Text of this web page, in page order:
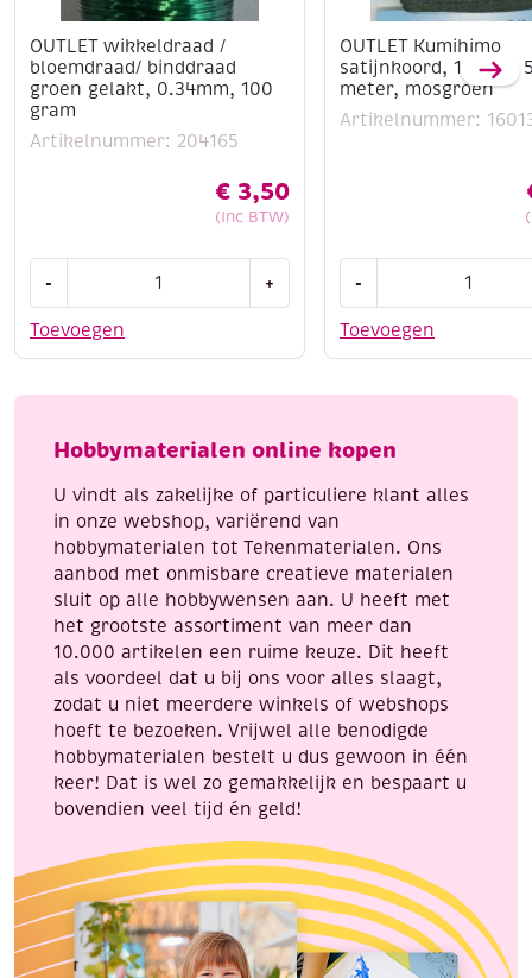
OUTLET wikkeldraad /
bloemdraad/ binddraad
groen gelakt, 0.34mm, 100
gram
Artikelnummer: 204165
€ 3,50
(Inc BTW)
Toevoegen
-
/
groen
0.34mm,
gram
aantal
+
OUTLET Kumihimo
satijnkoord, 1.5mm,
meter, mosgroen
Artikelnummer:
Toevoegen
-
satijnkoord,
meter,
aantal
Hobbymaterialen online kopen
U vindt als zakelijke of particuliere klant alles
in onze webshop, variërend van
hobbymaterialen tot Tekenmaterialen. Ons
aanbod met onmisbare creatieve materialen
sluit op alle hobbywensen aan. U heeft met
het grootste assortiment van meer dan
10.000 artikelen een ruime keuze. Dit heeft
als voordeel dat u bij ons voor alles slaagt,
zodat u niet meerdere winkels of webshops
hoeft te bezoeken. Vrijwel alle benodigde
hobbymaterialen bestelt u dus gewoon in één
keer! Dat is wel zo gemakkelijk en bespaart u
bovendien veel tijd én geld!